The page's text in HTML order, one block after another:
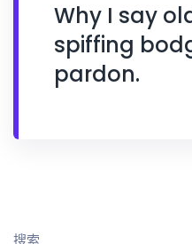
Why I say
spiffing
pardon.
搜索